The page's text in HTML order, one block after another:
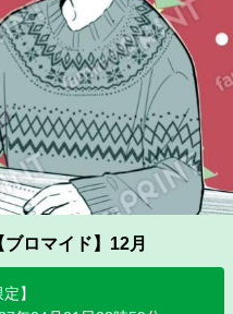
ロマイド】12月
】